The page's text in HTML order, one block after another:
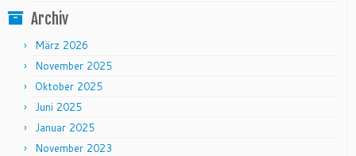
Archiv
März 2026
November 2025
Oktober 2025
Juni 2025
Januar 2025
November 2023